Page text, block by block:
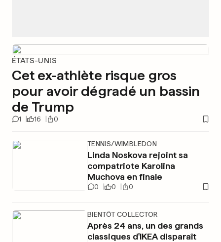
ÉTATS-UNIS
Cet ex-athlète risque gros
pour avoir dégradé un bassin
de Trump
1 16 0
TENNIS/WIMBLEDON
Linda Noskova rejoint sa
compatriote Karolina
Muchova en finale
0 0 0
BIENTÔT COLLECTOR
Après 24 ans, un des grands
classiques d'IKEA disparaît